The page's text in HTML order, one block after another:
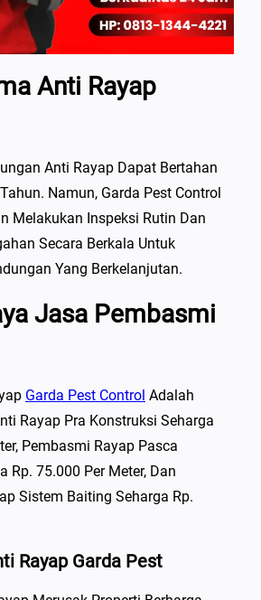
Anti Rayap
Anti Rayap Dapat Bertahan
Namun, Garda Pest Control
Melakukan Inspeksi Rutin Dan
Secara Berkala Untuk
Yang Berkelanjutan.
Jasa Pembasmi
Garda Pest Control Adalah
Rayap Pra Konstruksi Seharga
Pembasmi Rayap Pasca
Rp. 75.000 Per Meter, Dan
Sistem Baiting Seharga Rp.
Rayap Garda Pest